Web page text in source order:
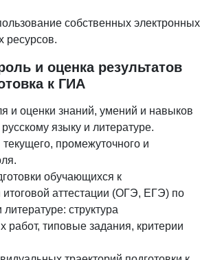
собственных электронных
ресурсов.
и оценка результатов
к ГИА
и оценки знаний, умений и навыков
языку и литературе.
промежуточного и
обучающихся к
итоговой аттестации (ОГЭ, ЕГЭ) по
структура
работ, типовые задания, критерии